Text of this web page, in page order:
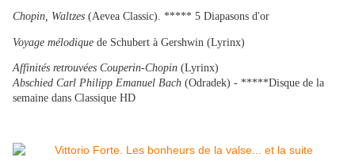
Chopin, Waltzes (Aevea Classic). ***** 5 Diapasons d'or
Voyage mélodique de Schubert à Gershwin (Lyrinx)
Affinités retrouvées Couperin-Chopin (Lyrinx)
Abschied Carl Philipp Emanuel Bach (Odradek) - *****Disque de la
semaine dans Classique HD